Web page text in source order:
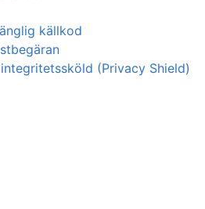
källkod
(Privacy Shield)